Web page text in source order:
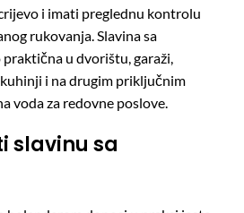
i imati preglednu kontrolu
rukovanja. Slavina sa
u dvorištu, garaži,
i na drugim priključnim
voda za redovne poslove.
slavinu sa